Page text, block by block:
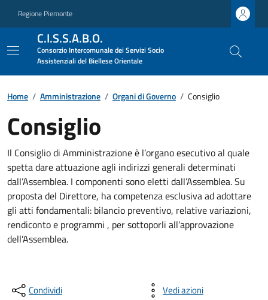
Regione Piemonte
C.I.S.S.A.B.O.
Consorzio Intercomunale dei Servizi Socio
Assistenziali del Biellese Orientale
Home / Amministrazione / Organi di Governo / Consiglio
Consiglio
Il Consiglio di Amministrazione è l’organo esecutivo al quale
spetta dare attuazione agli indirizzi generali determinati
dall’Assemblea. I componenti sono eletti dall’Assemblea. Su
proposta del Direttore, ha competenza esclusiva ad adottare
gli atti fondamentali: bilancio preventivo, relative variazioni,
rendiconto e programmi , per sottoporli all’approvazione
dell’Assemblea.
Condividi Vedi azioni